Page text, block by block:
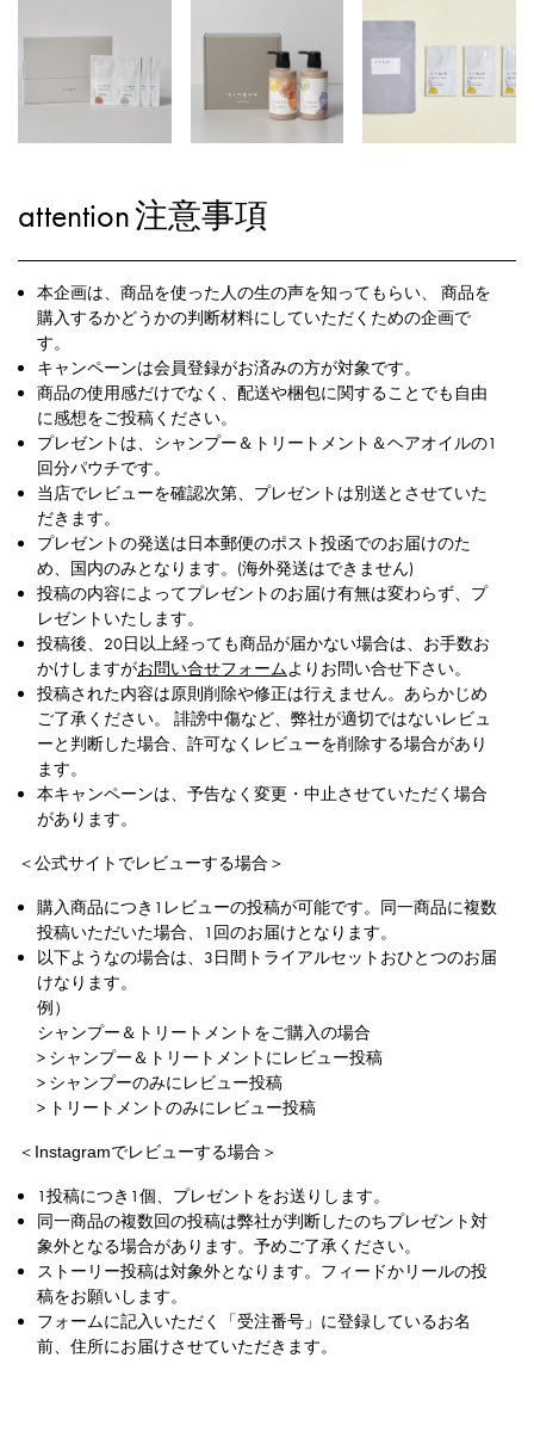
attention注意事項
本企画は、商品を使った人の生の声を知ってもらい、 商品を
購入するかどうかの判断材料にしていただくための企画で
す。
キャンペーンは会員登録がお済みの方が対象です。
商品の使用感だけでなく、配送や梱包に関することでも自由
に感想をご投稿ください。
プレゼントは、シャンプー＆トリートメント＆ヘアオイルの1
回分パウチです。
当店でレビューを確認次第、プレゼントは別送とさせていた
だきます。
プレゼントの発送は日本郵便のポスト投函でのお届けのた
め、国内のみとなります。(海外発送はできません)
投稿の内容によってプレゼントのお届け有無は変わらず、プ
レゼントいたします。
投稿後、20日以上経っても商品が届かない場合は、お手数お
かけしますがお問い合せフォームよりお問い合せ下さい。
投稿された内容は原則削除や修正は行えません。あらかじめ
ご了承ください。 誹謗中傷など、弊社が適切ではないレビュ
ーと判断した場合、許可なくレビューを削除する場合があり
ます。
本キャンペーンは、予告なく変更・中止させていただく場合
があります。
＜公式サイトでレビューする場合＞
購入商品につき1レビューの投稿が可能です。同一商品に複数
投稿いただいた場合、1回のお届けとなります。
以下ようなの場合は、3日間トライアルセットおひとつのお届
けなります。
例）
シャンプー＆トリートメントをご購入の場合
> シャンプー＆トリートメントにレビュー投稿
> シャンプーのみにレビュー投稿
> トリートメントのみにレビュー投稿
＜Instagramでレビューする場合＞
1投稿につき1個、プレゼントをお送りします。
同一商品の複数回の投稿は弊社が判断したのちプレゼント対
象外となる場合があります。予めご了承ください。
ストーリー投稿は対象外となります。フィードかリールの投
稿をお願いします。
フォームに記入いただく「受注番号」に登録しているお名
前、住所にお届けさせていただきます。